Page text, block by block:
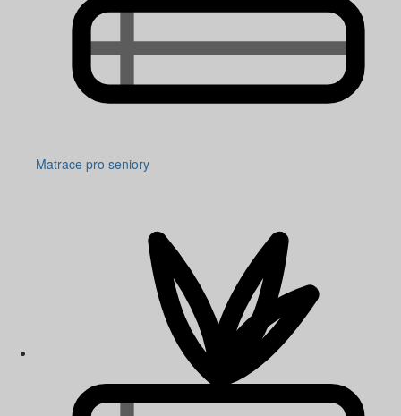
Matrace pro seniory